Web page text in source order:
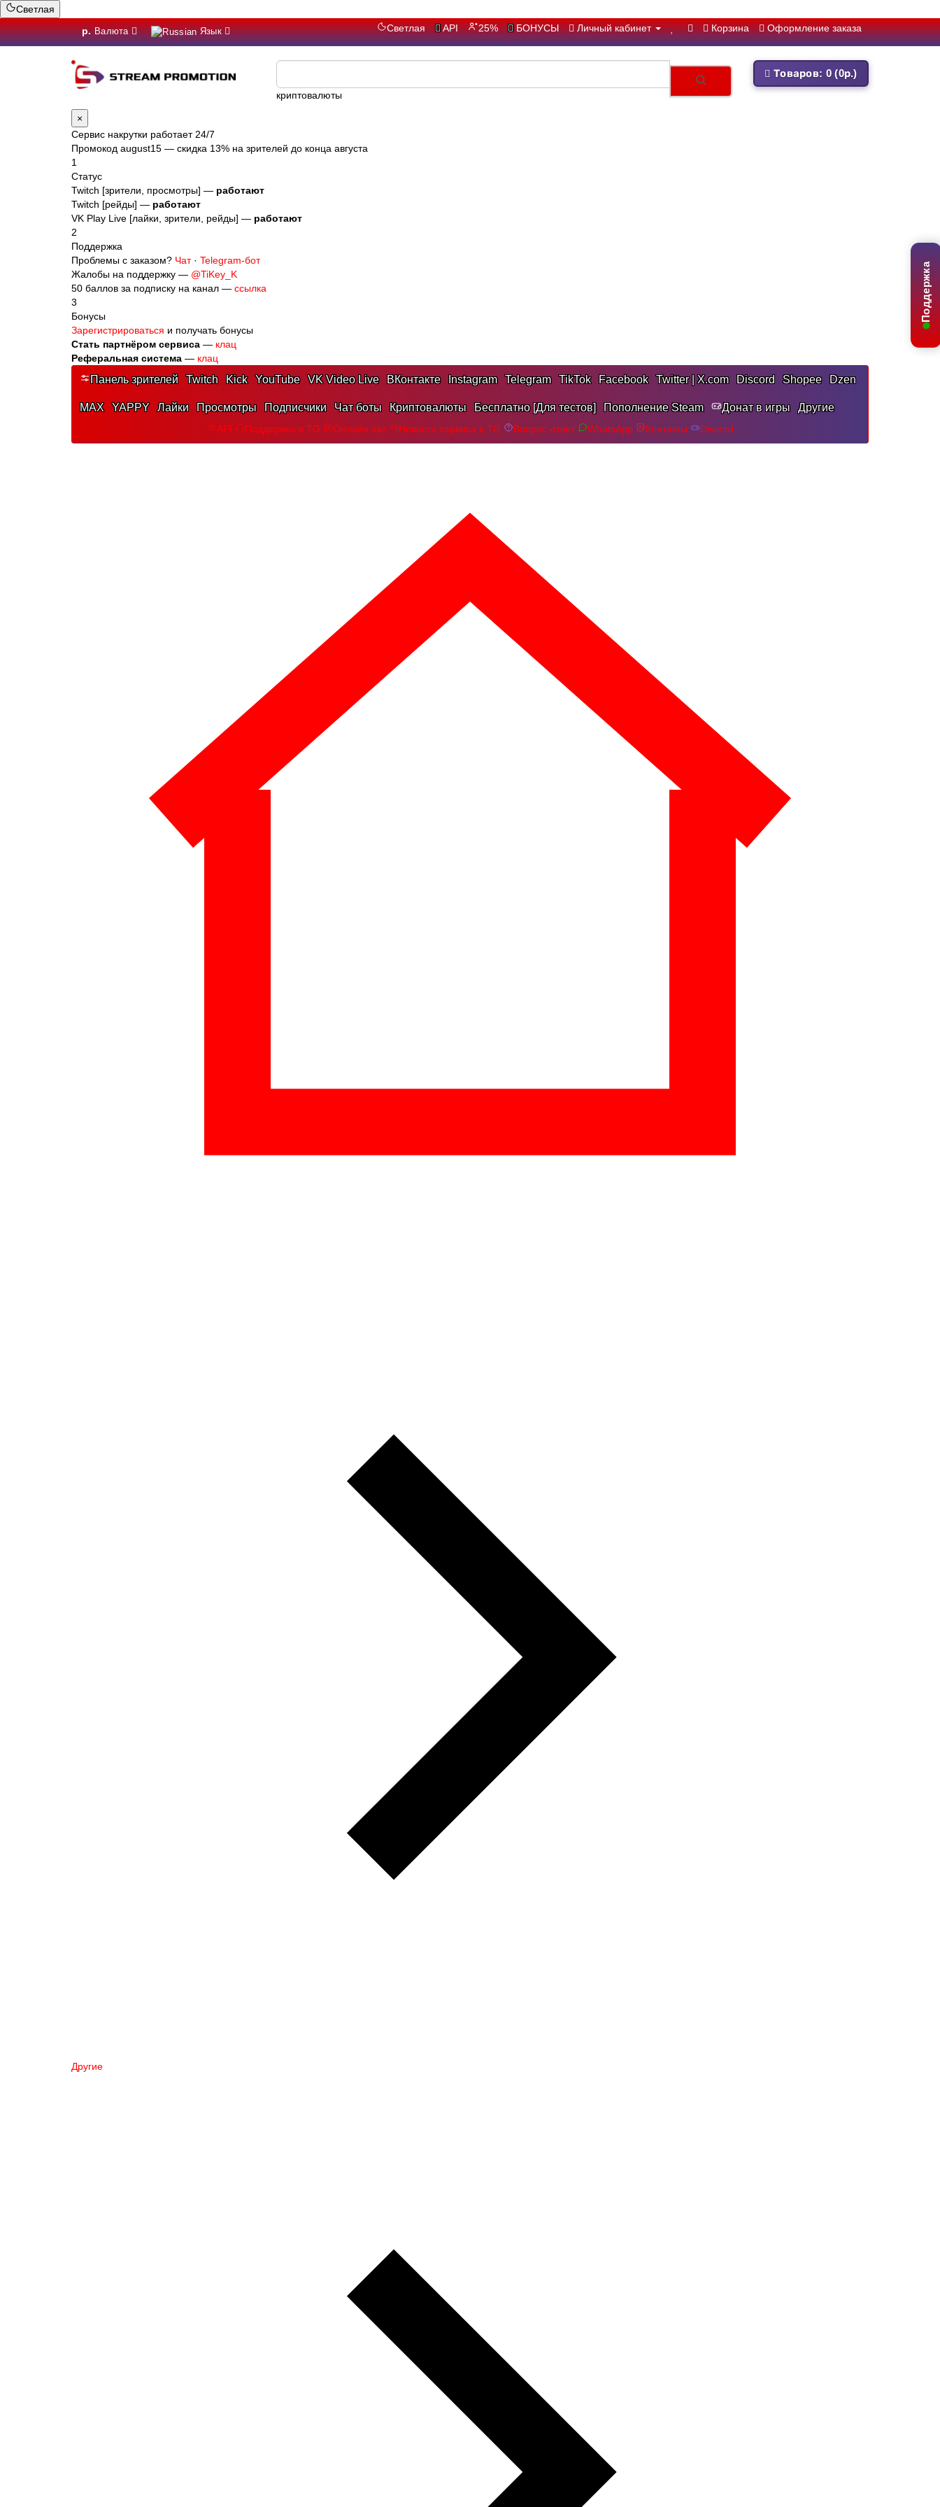
Светлая
Поддержка
р. Валюта Язык Светлая API 25% БОНУСЫ Личный кабинет Корзина Оформление заказа
криптовал
Товаров: 0 (0р.)
×
Сервис накрутки работает 24/7
Промокод august15 — скидка 13% на зрителей до конца августа
1
Статус
Twitch [зрители, просмотры] — работают
Twitch [рейды] — работают
VK Play Live [лайки, зрители, рейды] — работают
2
Поддержка
Проблемы с заказом? Чат· Telegram-бот
Жалобы на поддержку — @TiKey_K
50 баллов за подписку на канал — ссылка
3
Бонусы
Зарегистрироваться и получать бонусы
Стать партнёром сервиса — клац
Реферальная система — клац
Панель зрителей Twitch Kick YouTube VK Video Live ВКонтакте Instagram Telegram TikTok Facebook Twitter | X.com Discord Shopee Dzen
MAX YAPPY Лайки Просмотры Подписчики Чат боты Криптовалюты Бесплатно [Для тестов] Пополнение Steam Донат в игры Другие
API Поддержка в TG Онлайн чат Новости сервиса в TG Вопрос-ответ WhatsApp Контакты Discord
Другие